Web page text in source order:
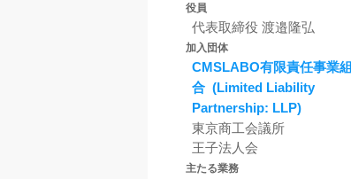
役員
代表取締役 渡邉隆弘
加入団体
CMSLABO有限責任事業組
合 (Limited Liability
Partnership: LLP)
東京商工会議所
王子法人会
主たる業務